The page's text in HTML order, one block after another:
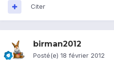
Citer
birman2012
Posté(e) 18 février 2012